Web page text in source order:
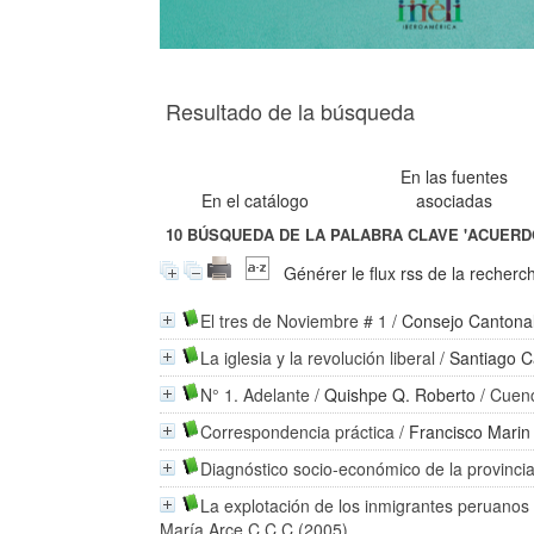
Resultado de la búsqueda
En el catálogo
En las fuentes
asociadas
10 BÚSQUEDA DE LA PALABRA CLAVE
Générer le flux rss de la
El tres de Noviembre # 1 /Consejo
La iglesia y la revolución liberal /Santiago
N° 1. Adelante /Quishpe Q. Roberto /
Correspondencia práctica / Francisco
Diagnóstico socio-económico de la
La explotación de los inmigrantes
María Arce C C C (2005)